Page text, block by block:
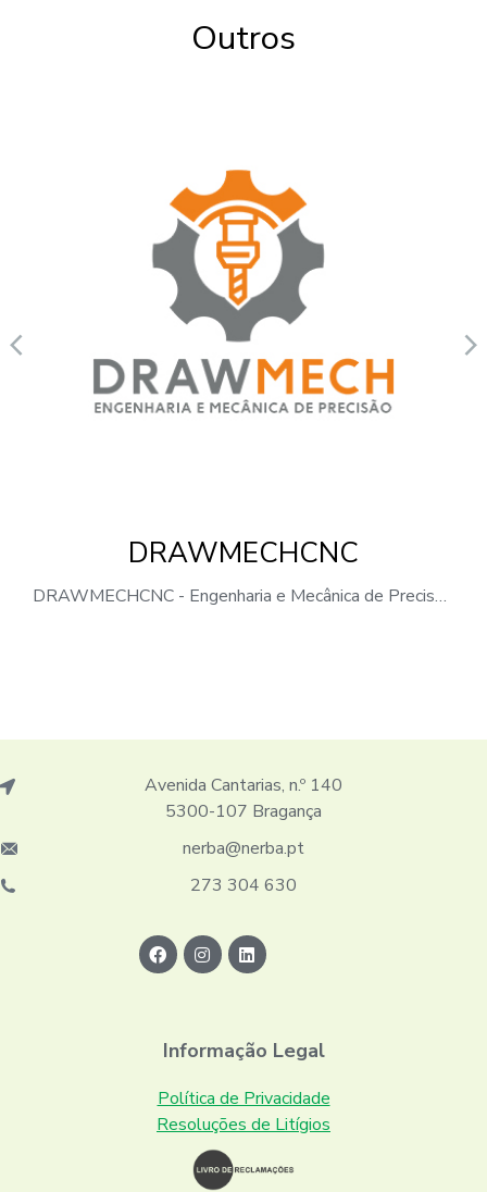
Outros
DRAWMECHCNC
DRAWMECHCNC - Engenharia e Mecânica de Precisão, Lda
Avenida Cantarias, n.º 140
5300-107 Bragança
nerba@nerba.pt
273 304 630
Informação Legal
Política de Privacidade
Resoluções de Litígios